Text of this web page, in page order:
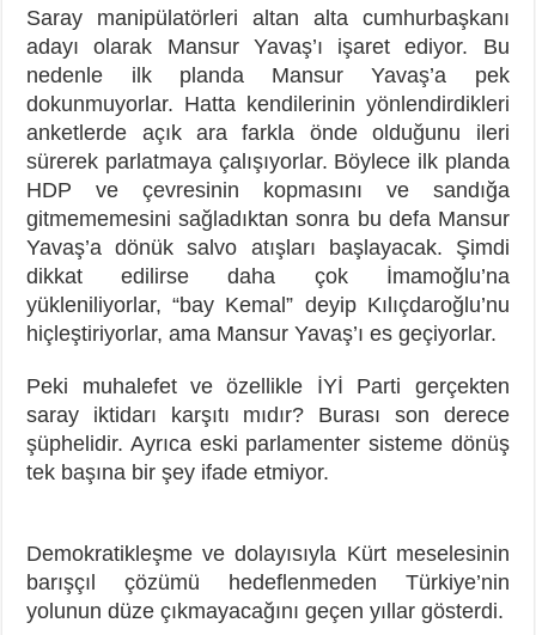
Saray manipülatörleri altan alta cumhurbaşkanı
adayı olarak Mansur Yavaş’ı işaret ediyor. Bu
nedenle ilk planda Mansur Yavaş’a pek
dokunmuyorlar. Hatta kendilerinin yönlendirdikleri
anketlerde açık ara farkla önde olduğunu ileri
sürerek parlatmaya çalışıyorlar. Böylece ilk planda
HDP ve çevresinin kopmasını ve sandığa
gitmememesini sağladıktan sonra bu defa Mansur
Yavaş’a dönük salvo atışları başlayacak. Şimdi
dikkat edilirse daha çok İmamoğlu’na
yükleniliyorlar, “bay Kemal” deyip Kılıçdaroğlu’nu
hiçleştiriyorlar, ama Mansur Yavaş’ı es geçiyorlar.
Peki muhalefet ve özellikle İYİ Parti gerçekten
saray iktidarı karşıtı mıdır? Burası son derece
şüphelidir. Ayrıca eski parlamenter sisteme dönüş
tek başına bir şey ifade etmiyor.
Demokratikleşme ve dolayısıyla Kürt meselesinin
barışçıl çözümü hedeflenmeden Türkiye’nin
yolunun düze çıkmayacağını geçen yıllar gösterdi.